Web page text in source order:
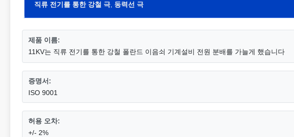
직류 전기를 통한 강철 극 동력선 극
제품 이름:
11KV는 직류 전기를 통한 강철 폴란드 이음쇠 기계설비 전원 분배를 가늘게 했습니다
증명서:
ISO 9001
허용 오차:
+/- 2%